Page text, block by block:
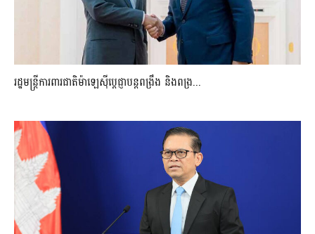
រដ្ឋមន្ត្រីការពារជាតិម៉ាឡេស៊ីប្ដេជ្ញាបន្តពង្រឹង និងពង្រ...